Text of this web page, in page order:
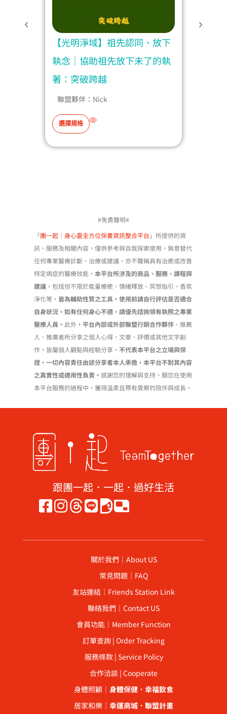
【光明淨域】祖先認同、放下
執念｜協助祖先放下未了的執
著：突破跨越
聯盟夥伴： Nick
選擇規格
此
品
。
可
在
產
品
頁
面
選
擇
選
項
#免責聲明#
「團一起｜身心靈全方位保養資訊整合平台 」所提供的資
訊、服務及相關內容，僅供參考與自我探索使用，無意替代
任何專業醫療診斷、治療或建議，亦不聲稱具有治癒或改善
特定病症的醫療效能。本平台所涉及的商品、服務、課程與
建議 ，包括但不限於能量療癒、情緒釋放、冥想指引、香氛
淨化等， 皆為輔助性質之工具，使用前請自行評估是否適合
自身狀況。如有任何身心不適，請優先諮詢領有執照之專業
醫療人員。 此外 ，平台內部或外部聯盟行銷合作夥伴 、推薦
人、推廣者所分享之個人心得、文章、評價或其他文字創
作，皆屬個人觀點與經驗分享，不代表本平台之立場與保
證，一切內容責任由該分享者本人承擔，本平台不對其內容
之真實性或適用性負責。 感謝您的理解與支持，願您在使用
本平台服務的過程中，獲得溫柔且帶有覺察的陪伴與成長。
跟團一起．一起．過好生活
關於我們｜About US
常見問題｜FAQ
友站連結｜Friends Station Link
聯絡我們｜Contact US
會員功能｜Member Function
訂單查詢 | Order Tracking
服務條款 | Service Policy
合作洽談 | Cooperate
身體照顧｜ 身體保健 ． 幸福飲食
居家和樂｜ 幸運商城 ． 聯盟計畫